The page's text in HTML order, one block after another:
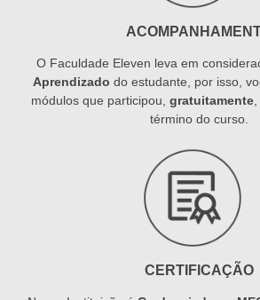
O Faculdade Eleven leva em
Aprendizado do estudante, por isso,
módulos que participou, gratuitamente
término do curso.
CERTIFICAÇÃO